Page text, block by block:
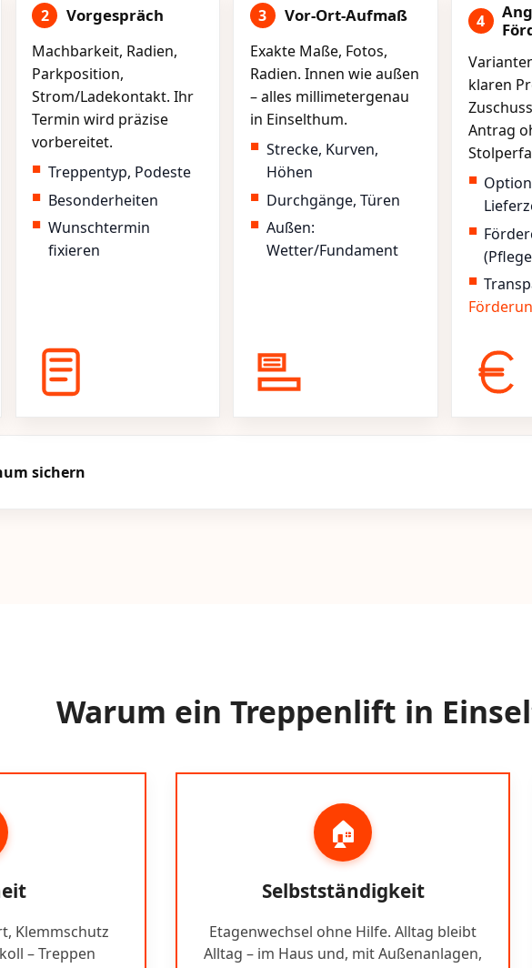
2 Vorgespräch
Machbarkeit, Radien,
Parkposition,
Strom/Ladekontakt. Ihr
Termin wird präzise
vorbereitet.
Treppentyp, Podeste
Besonderheiten
Wunschtermin
fixieren
3 Vor-Ort-Aufmaß
Exakte Maße, Fotos,
Radien. Innen wie außen
– alles millimetergenau
in Einselthum.
Strecke, Kurven,
Höhen
Durchgänge, Türen
Außen:
Wetter/Fundament
4
klaren
Antrag
sichern
Warum ein Treppenlift in
Klemmschutz
– Treppen
🏠
Selbstständigkeit
Etagenwechsel ohne Hilfe. Alltag bleibt
Alltag – im Haus und, mit Außenanlagen,